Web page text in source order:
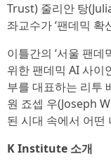
Trust) 줄리안 탕
좌교수가 ‘팬데믹
이틀간의 ‘서울 팬
위한 팬데믹 AI 사이
부를 대표하는 리투
원 죠셉 우(Joseph
된 시대 속에서 어떤
K Institute 소개